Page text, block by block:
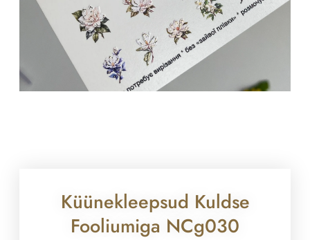
Küünekleepsud Kuldse
Fooliumiga NCg030